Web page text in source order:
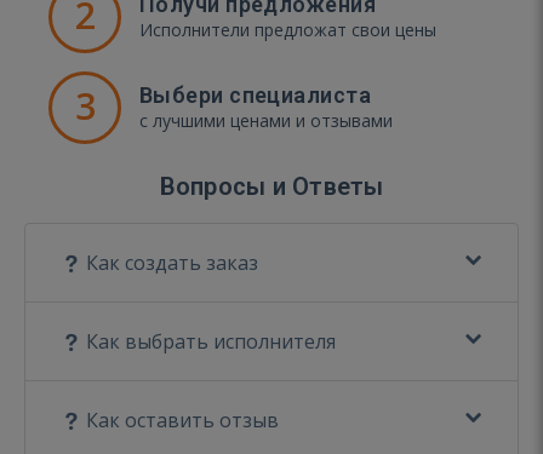
2 Исполнители предложат свои цены
3 Выбери специалиста
с лучшими ценами и отзывами
Вопросы и Ответы
Как создать заказ
Как выбрать исполнителя
Как оставить отзыв